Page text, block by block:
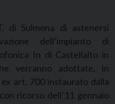
di Sulmona di astenersi
dell’impianto di
In di Castellalto in
verranno adottate, in
art. 700 instaurato dalla
ricorso dell’11 gennaio